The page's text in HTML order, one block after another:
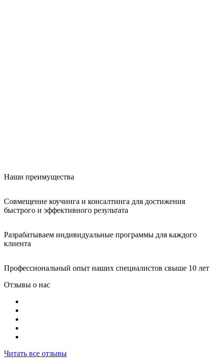
Наши преимущества
Совмещение коучинга и консалтинга для достижения
быстрого и эффективного результата
Разрабатываем индивидуальные программы для каждого
клиента
Профессиональный опыт наших специалистов свыше 10 лет
Отзывы о нас
Читать все отзывы